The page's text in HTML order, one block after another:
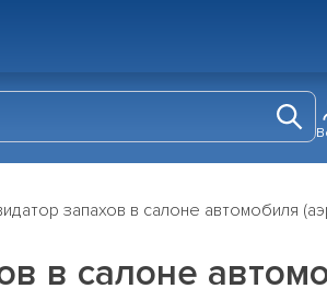
запахов в салоне автомобиля
в салоне